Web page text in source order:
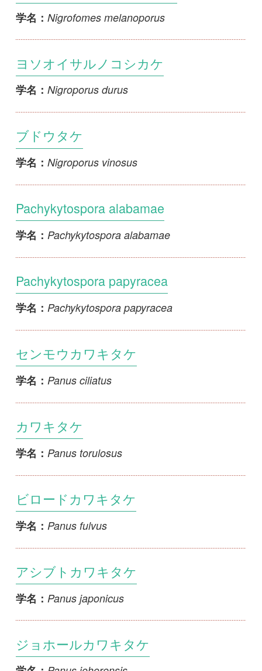
ブドウタケ
Pachykytospora alabamae
学名： Pachykytospora alabamae
Pachykytospora papyracea
Pachykytospora papyracea
学名： Panus ciliatus
学名： Panus torulosus
ビロードカワキタケ
アシブトカワキタケ
ジョホールカワキタケ
学名： Panus johorensis
アラゲカワキタケ
学名：
学名： Panus similis
Panus tahitensis
学名： Panus tahitensis